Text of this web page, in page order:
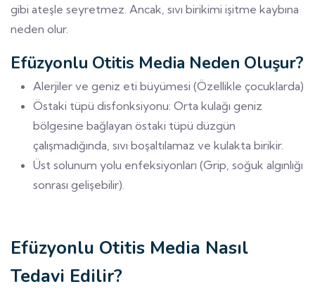
gibi ateşle seyretmez. Ancak, sıvı birikimi işitme kaybına
neden olur.
Efüzyonlu Otitis Media Neden Oluşur?
Alerjiler ve geniz eti büyümesi (Özellikle çocuklarda)
Östaki tüpü disfonksiyonu: Orta kulağı geniz
bölgesine bağlayan östaki tüpü düzgün
çalışmadığında, sıvı boşaltılamaz ve kulakta birikir.
Üst solunum yolu enfeksiyonları (Grip, soğuk algınlığı
sonrası gelişebilir).
Efüzyonlu Otitis Media Nasıl
Tedavi Edilir?